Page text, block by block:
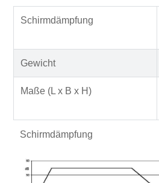
Schirmdämpfung
Gewicht
Maße (L x B x H)
Schirmdämpfung